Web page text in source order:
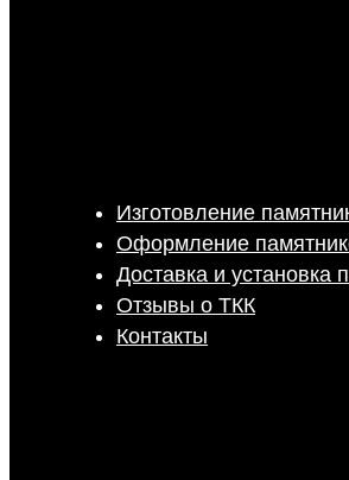
Изготовление
Оформление
Доставка и установка
Отзывы о ТКК
Контакты